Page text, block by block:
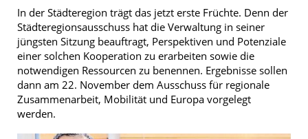
In der Städteregion trägt das jetzt erste Früchte. Denn der
Städteregionsausschuss hat die Verwaltung in seiner
jüngsten Sitzung beauftragt, Perspektiven und Potenziale
einer solchen Kooperation zu erarbeiten sowie die
notwendigen Ressourcen zu benennen. Ergebnisse sollen
dann am 22. November dem Ausschuss für regionale
Zusammenarbeit, Mobilität und Europa vorgelegt
werden.